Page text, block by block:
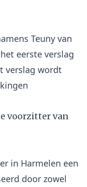
Teuny van
eerste verslag
verslag wordt
voorzitter van
in Harmelen een
door zowel